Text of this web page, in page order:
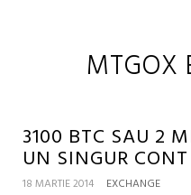
MTGOX
3100 BTC SAU 2
UN SINGUR
18 MARTIE 2014 EXCHANGE